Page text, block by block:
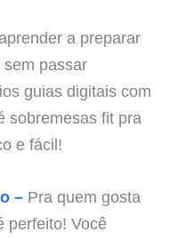
a preparar
passar
guias digitais com
sobremesas fit pra
e fácil!
–Pra quem gosta
perfeito! Você